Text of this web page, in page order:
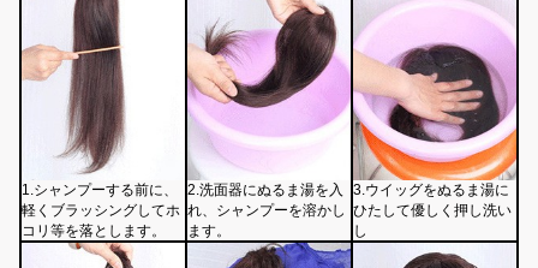
1.シャンプーする前に、
軽くブラッシングしてホ
コリ等を落とします。
2.洗面器にぬるま湯を入
れ、シャンプーを溶かし
ます。
3.ウイッグをぬるま湯に
ひたして優しく押し洗い
し